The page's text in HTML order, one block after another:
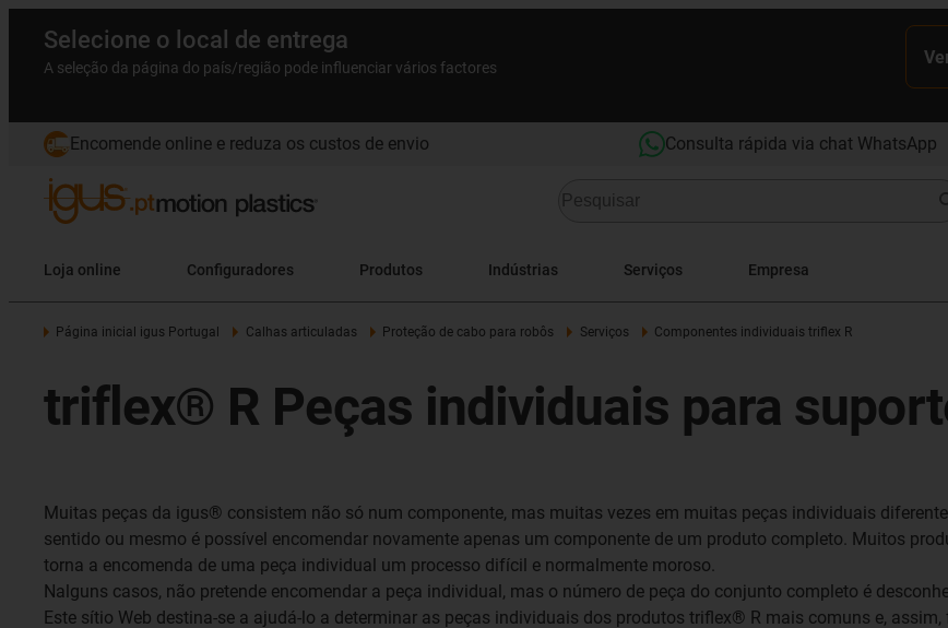
Selecione o local de entrega
A seleção da página do país/região pode influenciar vários factores
Encomende online e reduza os custos de envio Consulta rápida via chat WhatsApp
Loja online Configuradores Produtos Indústrias Serviços Empresa
Página inicial igus Portugal Calhas articuladas Proteção de cabo para robôs Serviços Componentes individuais triflex R
triflex® R Peças individuais para
Muitas peças da igus® consistem não só num componente, mas muitas vezes em muitas peças individuais
sentido ou mesmo é possível encomendar novamente apenas um componente de um produto completo. Muitos
torna a encomenda de uma peça individual um processo difícil e normalmente moroso.
Nalguns casos, não pretende encomendar a peça individual, mas o número de peça do conjunto completo é
Este sítio Web destina-se a ajudá-lo a determinar as peças individuais dos produtos triflex® R mais comuns e,